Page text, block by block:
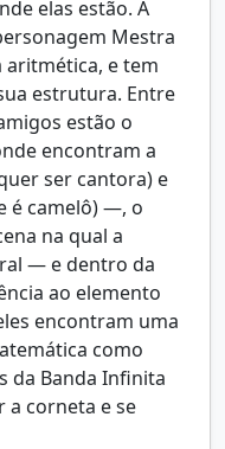
elas estão. A
Mestra
aritmética, e tem
estrutura. Entre
estão o
encontram a
ser cantora) e
é camelô) —, o
na qual a
— e dentro da
ao elemento
encontram uma
como
da Banda Infinita
corneta e se